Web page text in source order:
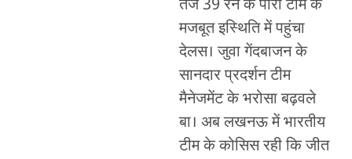
तेज 39 रन के पारी टीम के
मजबूत इस्थिति में पहुंचा
देलस। जुवा गेंदबाजन के
सानदार प्रदर्शन टीम
मैनेजमेंट के भरोसा बढ़वले
बा। अब लखनऊ में भारतीय
टीम के कोसिस रही कि जीत